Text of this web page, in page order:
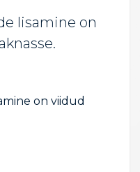
lisamine on
on viidud